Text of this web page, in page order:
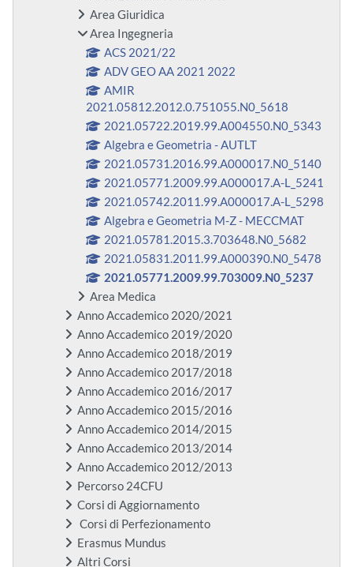
Area Giuridica
Area Ingegneria
ACS 2021/22
ADV GEO AA 2021 2022
AMIR
2021.05812.2012.0.751055.N0_5618
2021.05722.2019.99.A004550.N0_5343
Algebra e Geometria - AUTLT
2021.05731.2016.99.A000017.N0_5140
2021.05771.2009.99.A000017.A-L_5241
2021.05742.2011.99.A000017.A-L_5298
Algebra e Geometria M-Z - MECCMAT
2021.05781.2015.3.703648.N0_5682
2021.05831.2011.99.A000390.N0_5478
2021.05771.2009.99.703009.N0_5237
Area Medica
Anno Accademico 2020/2021
Anno Accademico 2019/2020
Anno Accademico 2018/2019
Anno Accademico 2017/2018
Anno Accademico 2016/2017
Anno Accademico 2015/2016
Anno Accademico 2014/2015
Anno Accademico 2013/2014
Anno Accademico 2012/2013
Percorso 24CFU
Corsi di Aggiornamento
Corsi di Perfezionamento
Erasmus Mundus
Altri Corsi